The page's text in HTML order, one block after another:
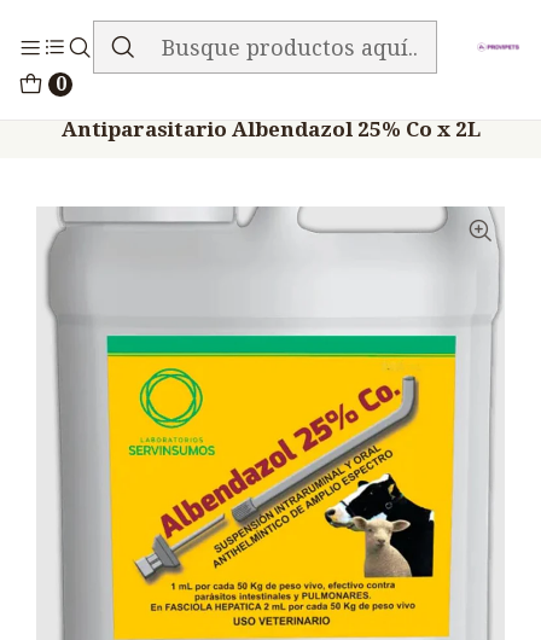
0
ENVIO GRATIS EN TODA LA TIENDA
Antiparasitario Albendazol 25% Co x 2L